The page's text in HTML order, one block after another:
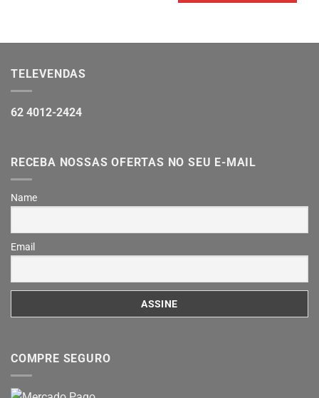
TELEVENDAS
62 4012-2424
RECEBA NOSSAS OFERTAS NO SEU E-MAIL
Name
Email
COMPRE SEGURO